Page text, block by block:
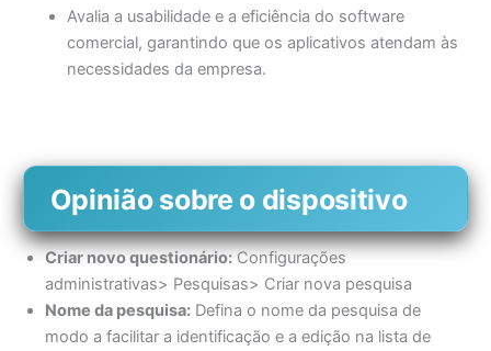
Avalia a usabilidade e a eficiência do software
comercial, garantindo que os aplicativos atendam às
necessidades da empresa.
Opinião sobre o dispositivo
Criar novo questionário:Configurações
administrativas> Pesquisas> Criar nova pesquisa
Nome da pesquisa:Defina o nome da pesquisa de
modo a facilitar a identificação e a edição na lista de